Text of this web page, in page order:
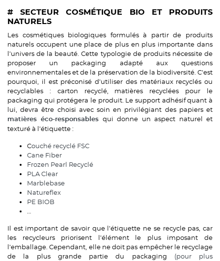
# SECTEUR COSMÉTIQUE BIO ET PRODUITS
NATURELS
Les cosmétiques biologiques formulés à partir de produits
naturels occupent une place de plus en plus importante dans
l’univers de la beauté. Cette typologie de produits nécessite de
proposer un packaging adapté aux questions
environnementales et de la préservation de la biodiversité. C'est
pourquoi, il est préconisé d’utiliser des matériaux recyclés ou
recyclables : carton recyclé, matières recyclées pour le
packaging qui protégera le produit. Le support adhésif quant à
lui, devra être choisi avec soin en privilégiant des papiers et
matières éco-responsables
qui donne un aspect naturel et
texturé à l’étiquette :
Couché recyclé FSC
Cane Fiber
Frozen Pearl Recyclé
PLA Clear
Marblebase
Natureflex
PE BIOB
Il est important de savoir que l’étiquette ne se recycle pas, car
les recycleurs priorisent l’élément le plus imposant de
l’emballage. Cependant, elle ne doit pas empêcher le recyclage
de la plus grande partie du packaging (pour plus